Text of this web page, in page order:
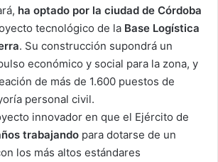
ha optado por la ciudad de Córdoba
tecnológico de la Base Logística
. Su construcción supondrá un
económico y social para la zona, y
de más de 1.600 puestos de
personal civil.
innovador en que el Ejército de
trabajando para dotarse de un
los más altos estándares